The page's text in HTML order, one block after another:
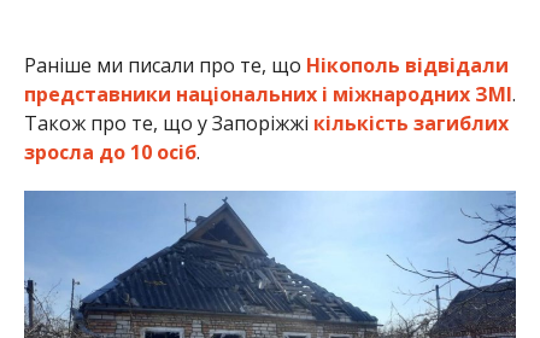
Через ворожі обстріли Нікополя та района загинуло двоє людей